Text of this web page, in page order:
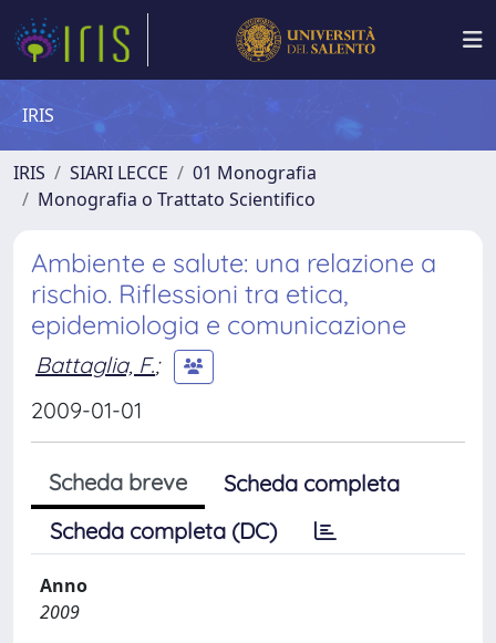
IRIS
IRIS SIARI LECCE
01 Monografia
Monografia o Trattato Scientifico
Ambiente e salute: una relazione a
rischio. Riflessioni tra etica,
epidemiologia e comunicazione
Battaglia, F.;
2009-01-01
Scheda breve
Scheda completa
Scheda completa (DC)
Anno
2009